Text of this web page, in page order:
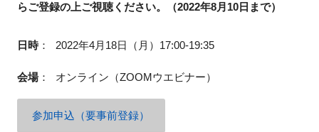
らご登録の上ご視聴ください。（2022年8月10日まで）
日時： 2022年4月18日（月）17:00-19:35
会場： オンライン （ZOOMウエビナー）
参加申込（要事前登録）